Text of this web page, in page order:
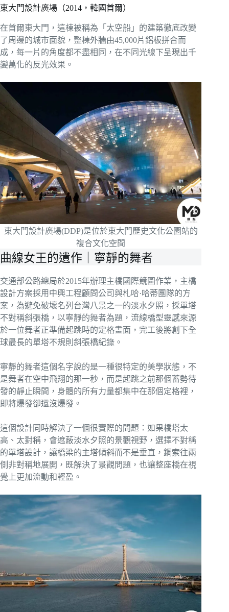
東大門設計廣場（2014，韓國首爾）
在首爾東大門，這棟被稱為「太空船」的建築徹底改變
了周邊的城市面貌，整棟外牆由45,000片鋁板拼合而
成，每一片的角度都不盡相同，在不同光線下呈現出千
變萬化的反光效果。
東大門設計廣場(DDP)是位於東大門歷史文化公園站的
複合文化空間
曲線女王的遺作｜寧靜的舞者
交通部公路總局於2015年辦理主橋國際競圖作業，主橋
設計方案採用中興工程顧問公司與札哈·哈蒂團隊的方
案，為避免破壞名列台灣八景之一的淡水夕照，採單塔
不對稱斜張橋，以寧靜的舞者為題，流線橋型靈感來源
於一位舞者正準備起跳時的定格畫面，完工後將創下全
球最長的單塔不規則斜張橋紀錄。
寧靜的舞者這個名字說的是一種很特定的美學狀態，不
是舞者在空中飛翔的那一秒，而是起跳之前那個蓄勢待
發的靜止瞬間，身體的所有力量都集中在那個定格裡，
即將爆發卻還沒爆發。
這個設計同時解決了一個很實際的問題：如果橋塔太
高、太對稱，會遮蔽淡水夕照的景觀視野，選擇不對稱
的單塔設計，讓橋梁的主塔傾斜而不是垂直，鋼索往兩
側非對稱地展開，既解決了景觀問題，也讓整座橋在視
覺上更加流動和輕盈。